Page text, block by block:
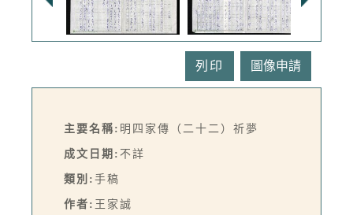
列印
主要名稱: 明四家傳（二十二）祈夢
成文日期: 不詳
類別: 手稿
作者: 王家誠